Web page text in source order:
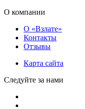
О компании
О «Взлате»
Контакты
Отзывы
Карта сайта
Следуйте за нами